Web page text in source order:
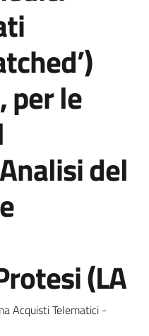
per le
del
(LA
Acquisti Telematici -